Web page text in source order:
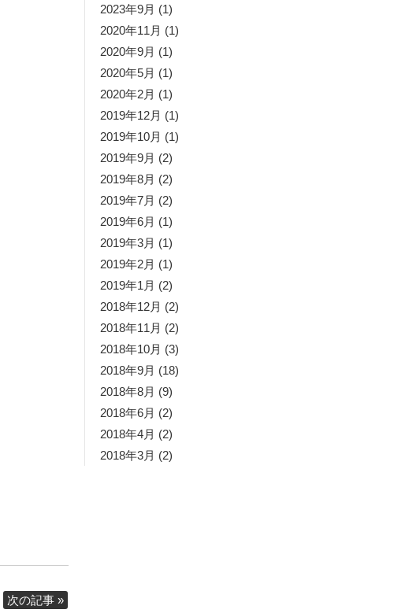
2023年9月 (1)
2020年11月 (1)
2020年9月 (1)
2020年5月 (1)
2020年2月 (1)
2019年12月 (1)
2019年10月 (1)
2019年9月 (2)
2019年8月 (2)
2019年7月 (2)
2019年6月 (1)
2019年3月 (1)
2019年2月 (1)
2019年1月 (2)
2018年12月 (2)
2018年11月 (2)
2018年10月 (3)
2018年9月 (18)
2018年8月 (9)
2018年6月 (2)
2018年4月 (2)
2018年3月 (2)
次の記事 »